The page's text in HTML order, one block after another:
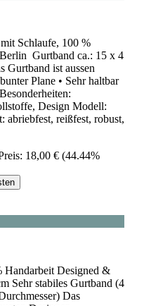
Schlaufe, 100 %
Gurtband ca.: 15 x 4
Gurtband ist aussen
Plane • Sehr haltbar
Design Modell:
abriebfest, reißfest, robust,
18,00 € (44.44%
Handarbeit Designed &
Sehr stabiles Gurtband (4
Das